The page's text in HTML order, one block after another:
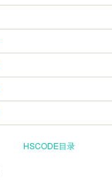
HSCODE目录